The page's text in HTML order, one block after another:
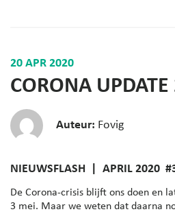
20 APR 2020
CORONA
Auteur: Fovig
NIEUWSFLASH | APRIL 2020
De Corona-crisis blijft ons doen en
3 mei. Maar we weten dat daarna